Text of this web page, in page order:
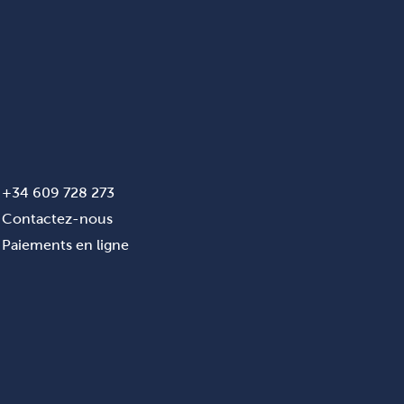
+34 609 728 273
Contactez-nous
Paiements en ligne